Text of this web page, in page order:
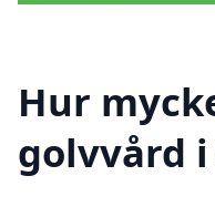
Hur
golvvård